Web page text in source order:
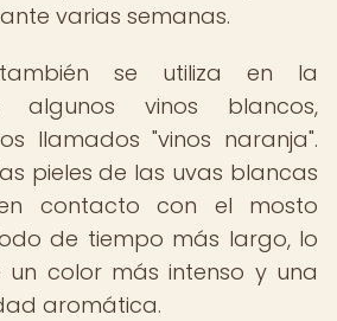
varias semanas.
se utiliza en la
algunos vinos blancos,
llamados "vinos naranja".
pieles de las uvas blancas
contacto con el mosto
de tiempo más largo, lo
un color más intenso y una
aromática.